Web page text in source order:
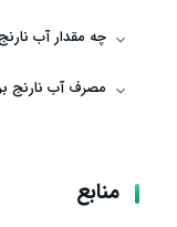
چه مقدار آب
مصرف آب نارنج
منابع